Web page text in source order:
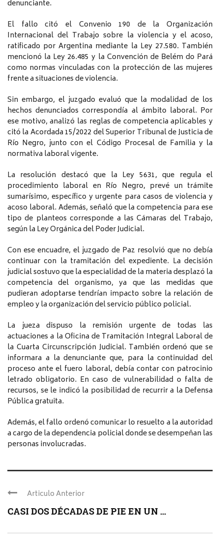
denunciante.
El fallo citó el Convenio 190 de la Organización
Internacional del Trabajo sobre la violencia y el acoso,
ratificado por Argentina mediante la Ley 27.580. También
mencionó la Ley 26.485 y la Convención de Belém do Pará
como normas vinculadas con la protección de las mujeres
frente a situaciones de violencia.
Sin embargo, el juzgado evaluó que la modalidad de los
hechos denunciados correspondía al ámbito laboral. Por
ese motivo, analizó las reglas de competencia aplicables y
citó la Acordada 15/2022 del Superior Tribunal de Justicia de
Río Negro, junto con el Código Procesal de Familia y la
normativa laboral vigente.
La resolución destacó que la Ley 5631, que regula el
procedimiento laboral en Río Negro, prevé un trámite
sumarísimo, específico y urgente para casos de violencia y
acoso laboral. Además, señaló que la competencia para ese
tipo de planteos corresponde a las Cámaras del Trabajo,
según la Ley Orgánica del Poder Judicial.
Con ese encuadre, el juzgado de Paz resolvió que no debía
continuar con la tramitación del expediente. La decisión
judicial sostuvo que la especialidad de la materia desplazó la
competencia del organismo, ya que las medidas que
pudieran adoptarse tendrían impacto sobre la relación de
empleo y la organización del servicio público policial.
La jueza dispuso la remisión urgente de todas las
actuaciones a la Oficina de Tramitación Integral Laboral de
la Cuarta Circunscripción Judicial. También ordenó que se
informara a la denunciante que, para la continuidad del
proceso ante el fuero laboral, debía contar con patrocinio
letrado obligatorio. En caso de vulnerabilidad o falta de
recursos, se le indicó la posibilidad de recurrir a la Defensa
Pública gratuita.
Además, el fallo ordenó comunicar lo resuelto a la autoridad
a cargo de la dependencia policial donde se desempeñan las
personas involucradas.
Articulo Anterior
CASI DOS DÉCADAS DE PIE EN UN ...